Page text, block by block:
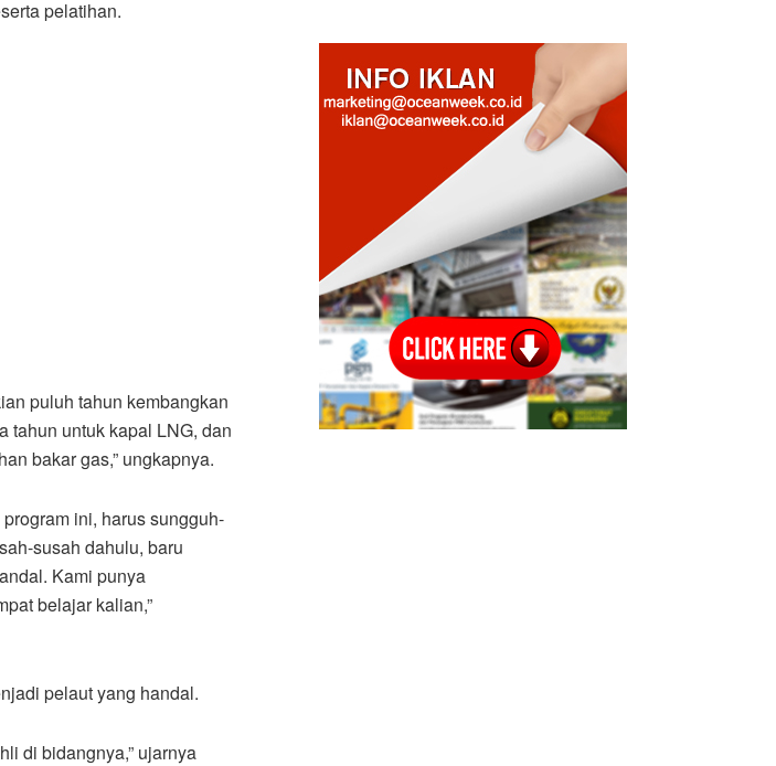
pelatihan.
puluh tahun kembangkan
tahun untuk kapal LNG, dan
bakar gas,” ungkapnya.
ini, harus sungguh-
susah dahulu, baru
Kami punya
belajar kalian,”
pelaut yang handal.
di bidangnya,” ujarnya